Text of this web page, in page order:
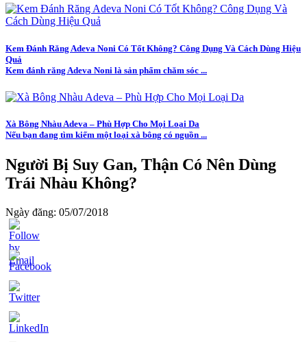
Kem Đánh Răng Adeva Noni Có Tốt Không? Công Dụng Và Cách Dùng Hiệu
Quả
Kem đánh răng Adeva Noni là sản phẩm chăm sóc ...
Xà Bông Nhàu Adeva – Phù Hợp Cho Mọi Loại Da
Nếu bạn đang tìm kiếm một loại xà bông có nguồn ...
Người Bị Suy Gan, Thận Có Nên Dùng
Trái Nhàu Không?
Ngày đăng: 05/07/2018